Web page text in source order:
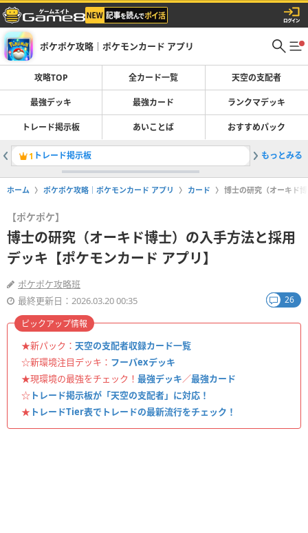
ポケポケ攻略｜ポケモンカード アプリ
攻略TOP 全カード一覧 天空の支配者
最強デッキ 最強カード ランクマデッキ
トレード掲示板 あいことば おすすめパック
1 トレード掲示板 2最強デ
もっとみる
ホーム ポケポケ攻略｜ポケモンカード アプリ カード 博士の研究（オーキド
【ポケポケ】
博士の研究（オーキド博士）の入手方法と採用
デッキ【ポケモンカード アプリ】
ポケポケ攻略班
最終更新日：2026.03.20 00:35
26
★新パック： 天空の支配者収録カード一覧
☆新環境注目デッキ： フーパexデッキ
★現環境の最強をチェック！ 最強デッキ／最強カード
☆ トレード掲示板が「天空の支配者」に対応！
★ トレードTier表でトレードの最新流行をチェック！
ピックアップ情報